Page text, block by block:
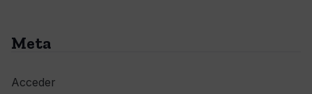
Meta
Acceder